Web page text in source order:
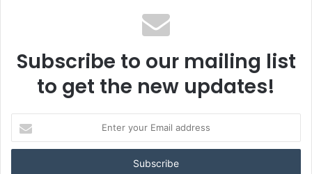
Subscribe to our mailing list
to get the new updates!
your
Email